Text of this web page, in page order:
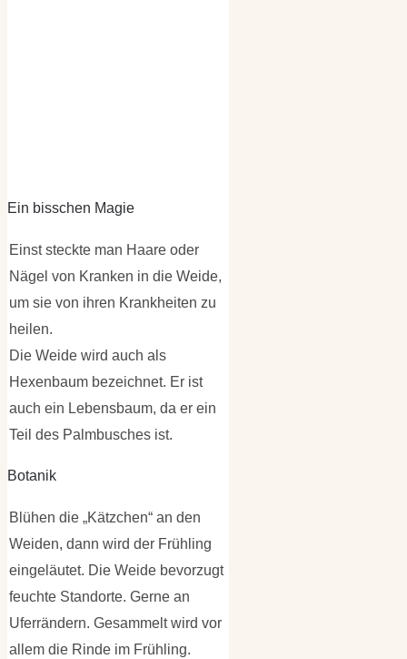
Ein bisschen Magie
Einst steckte man Haare oder
Nägel von Kranken in die Weide,
um sie von ihren Krankheiten zu
heilen.
Die Weide wird auch als
Hexenbaum bezeichnet. Er ist
auch ein Lebensbaum, da er ein
Teil des Palmbusches ist.
Botanik
Blühen die „Kätzchen“ an den
Weiden, dann wird der Frühling
eingeläutet. Die Weide bevorzugt
feuchte Standorte. Gerne an
Uferrändern. Gesammelt wird vor
allem die Rinde im Frühling.